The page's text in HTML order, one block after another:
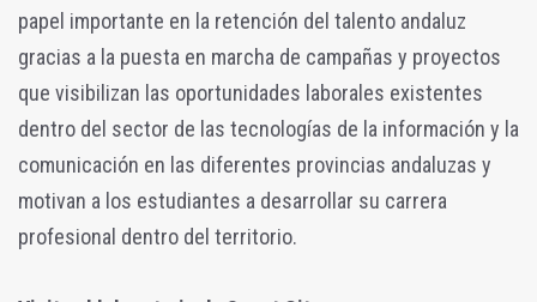
papel importante en la retención del talento andaluz
gracias a la puesta en marcha de campañas y proyectos
que visibilizan las oportunidades laborales existentes
dentro del sector de las tecnologías de la información y la
comunicación en las diferentes provincias andaluzas y
motivan a los estudiantes a desarrollar su carrera
profesional dentro del territorio.